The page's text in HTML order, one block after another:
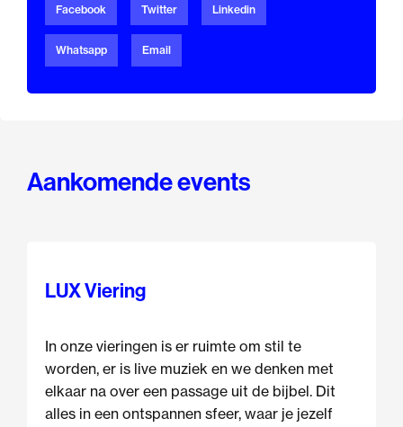
Facebook Twitter Linkedin
Whatsapp Email
Aankomende events
LUX Viering
In onze vieringen is er ruimte om stil te
worden, er is live muziek en we denken met
elkaar na over een passage uit de bijbel. Dit
alles in een ontspannen sfeer, waar je jezelf